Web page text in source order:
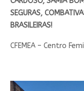
SEGURAS,
BRASILEIRAS!
CFEMEA – Centro